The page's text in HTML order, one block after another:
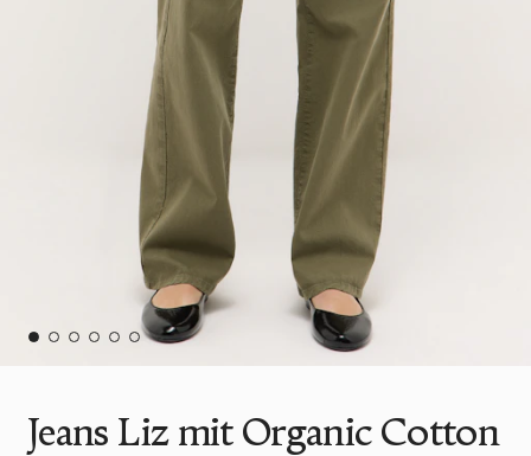
Jeans Liz mit Organic Cotton